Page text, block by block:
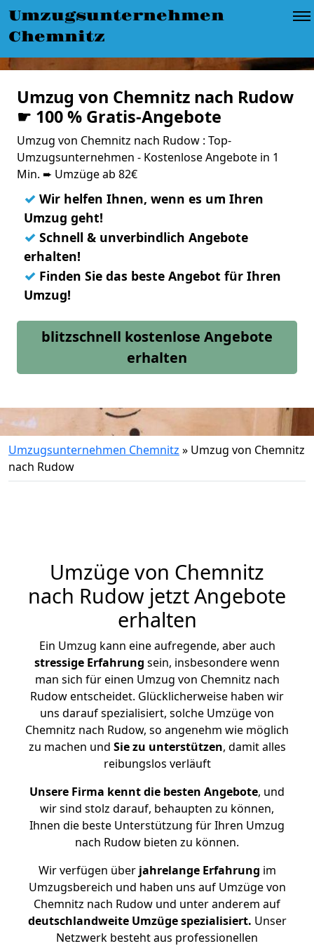
Umzugsunternehmen
Chemnitz
Umzug von Chemnitz nach Rudow
☛ 100 % Gratis-Angebote
Umzug von Chemnitz nach Rudow : Top-
Umzugsunternehmen - Kostenlose Angebote in 1
Min. ➨ Umzüge ab 82€
✓ Wir helfen Ihnen, wenn es um Ihren
Umzug geht!
✓ Schnell & unverbindlich Angebote
erhalten!
✓ Finden Sie das beste Angebot für Ihren
Umzug!
blitzschnell kostenlose Angebote
erhalten
Umzugsunternehmen Chemnitz » Umzug von Chemnitz
nach Rudow
Umzüge von Chemnitz
nach Rudow jetzt Angebote
erhalten
Ein Umzug kann eine aufregende, aber auch
stressige Erfahrung sein, insbesondere wenn
man sich für einen Umzug von Chemnitz nach
Rudow entscheidet. Glücklicherweise haben wir
uns darauf spezialisiert, solche Umzüge von
Chemnitz nach Rudow, so angenehm wie möglich
zu machen und Sie zu unterstützen, damit alles
reibungslos verläuft
Unsere Firma kennt die besten Angebote, und
wir sind stolz darauf, behaupten zu können,
Ihnen die beste Unterstützung für Ihren Umzug
nach Rudow bieten zu können.
Wir verfügen überjahrelange Erfahrung im
Umzugsbereich und haben uns auf Umzüge von
Chemnitz nach Rudow und unter anderem auf
deutschlandweite Umzüge spezialisiert. Unser
Netzwerk besteht aus professionellen